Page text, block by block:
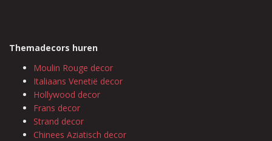
Themadecors huren
Moulin Rouge decor
Italiaans Venetië decor
Hollywood decor
Frans decor
Strand decor
Chinees Aziatisch decor